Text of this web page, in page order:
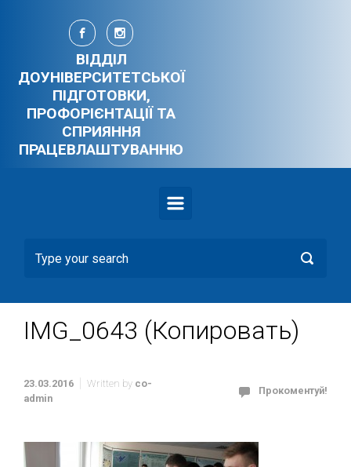
Skip to main content
ВІДДІЛ
ДОУНІВЕРСИТЕТСЬКОЇ
ПІДГОТОВКИ,
ПРОФОРІЄНТАЦІЇ ТА
СПРИЯННЯ
ПРАЦЕВЛАШТУВАННЮ
IMG_0643 (Копировать)
23.03.2016 Written by co-
admin
Прокоментуй!